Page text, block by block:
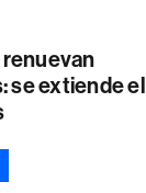
se extiende el